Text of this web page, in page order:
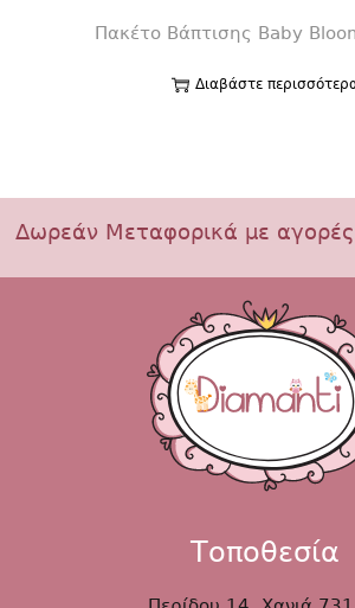
Πακέτο Βάπτισης Baby
Διαβάστε
Δωρεάν Μεταφορικά με
Τοποθεσία